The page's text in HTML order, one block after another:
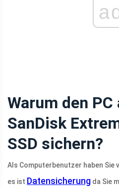
Warum den
SanDisk
SSD sichern?
Als Computerbenutzer haben Sie
es ist Datensicherung da Sie